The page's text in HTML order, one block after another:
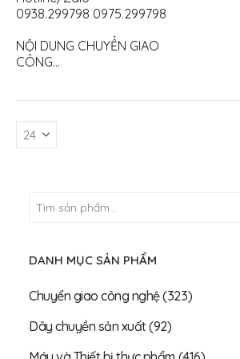
0938.299798 0975.299798
NỘI DUNG CHUYỂN GIAO
CÔNG…
DANH MỤC SẢN PHẨM
Chuyển giao công nghệ(323)
Dây chuyền sản xuất(92)